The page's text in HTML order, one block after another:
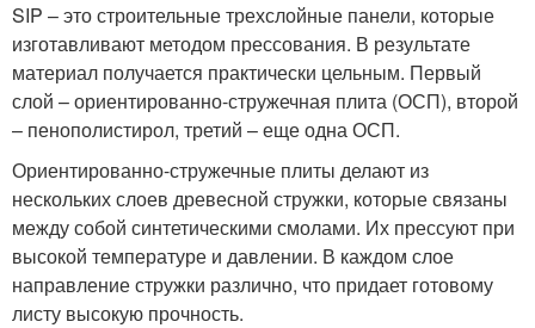
SIP – это строительные трехслойные панели, которые
изготавливают методом прессования. В результате
материал получается практически цельным. Первый
слой – ориентированно-стружечная плита (ОСП), второй
– пенополистирол, третий – еще одна ОСП.
Ориентированно-стружечные плиты делают из
нескольких слоев древесной стружки, которые связаны
между собой синтетическими смолами. Их прессуют при
высокой температуре и давлении. В каждом слое
направление стружки различно, что придает готовому
листу высокую прочность.